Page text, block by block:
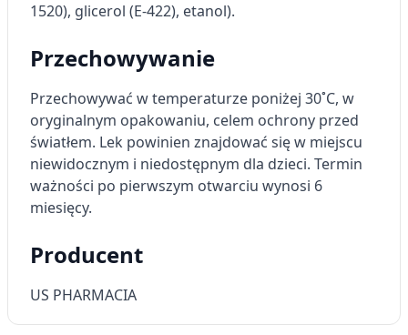
1520), glicerol (E-422), etanol).
Przechowywanie
Przechowywać w temperaturze poniżej 30˚C, w
oryginalnym opakowaniu, celem ochrony przed
światłem. Lek powinien znajdować się w miejscu
niewidocznym i niedostępnym dla dzieci. Termin
ważności po pierwszym otwarciu wynosi 6
miesięcy.
Producent
US PHARMACIA